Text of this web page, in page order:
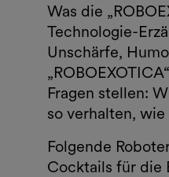
Was die
Technologie-
Unschärfe,
Fragen stellen:
so verhalten,
Folgende
Cocktails für die